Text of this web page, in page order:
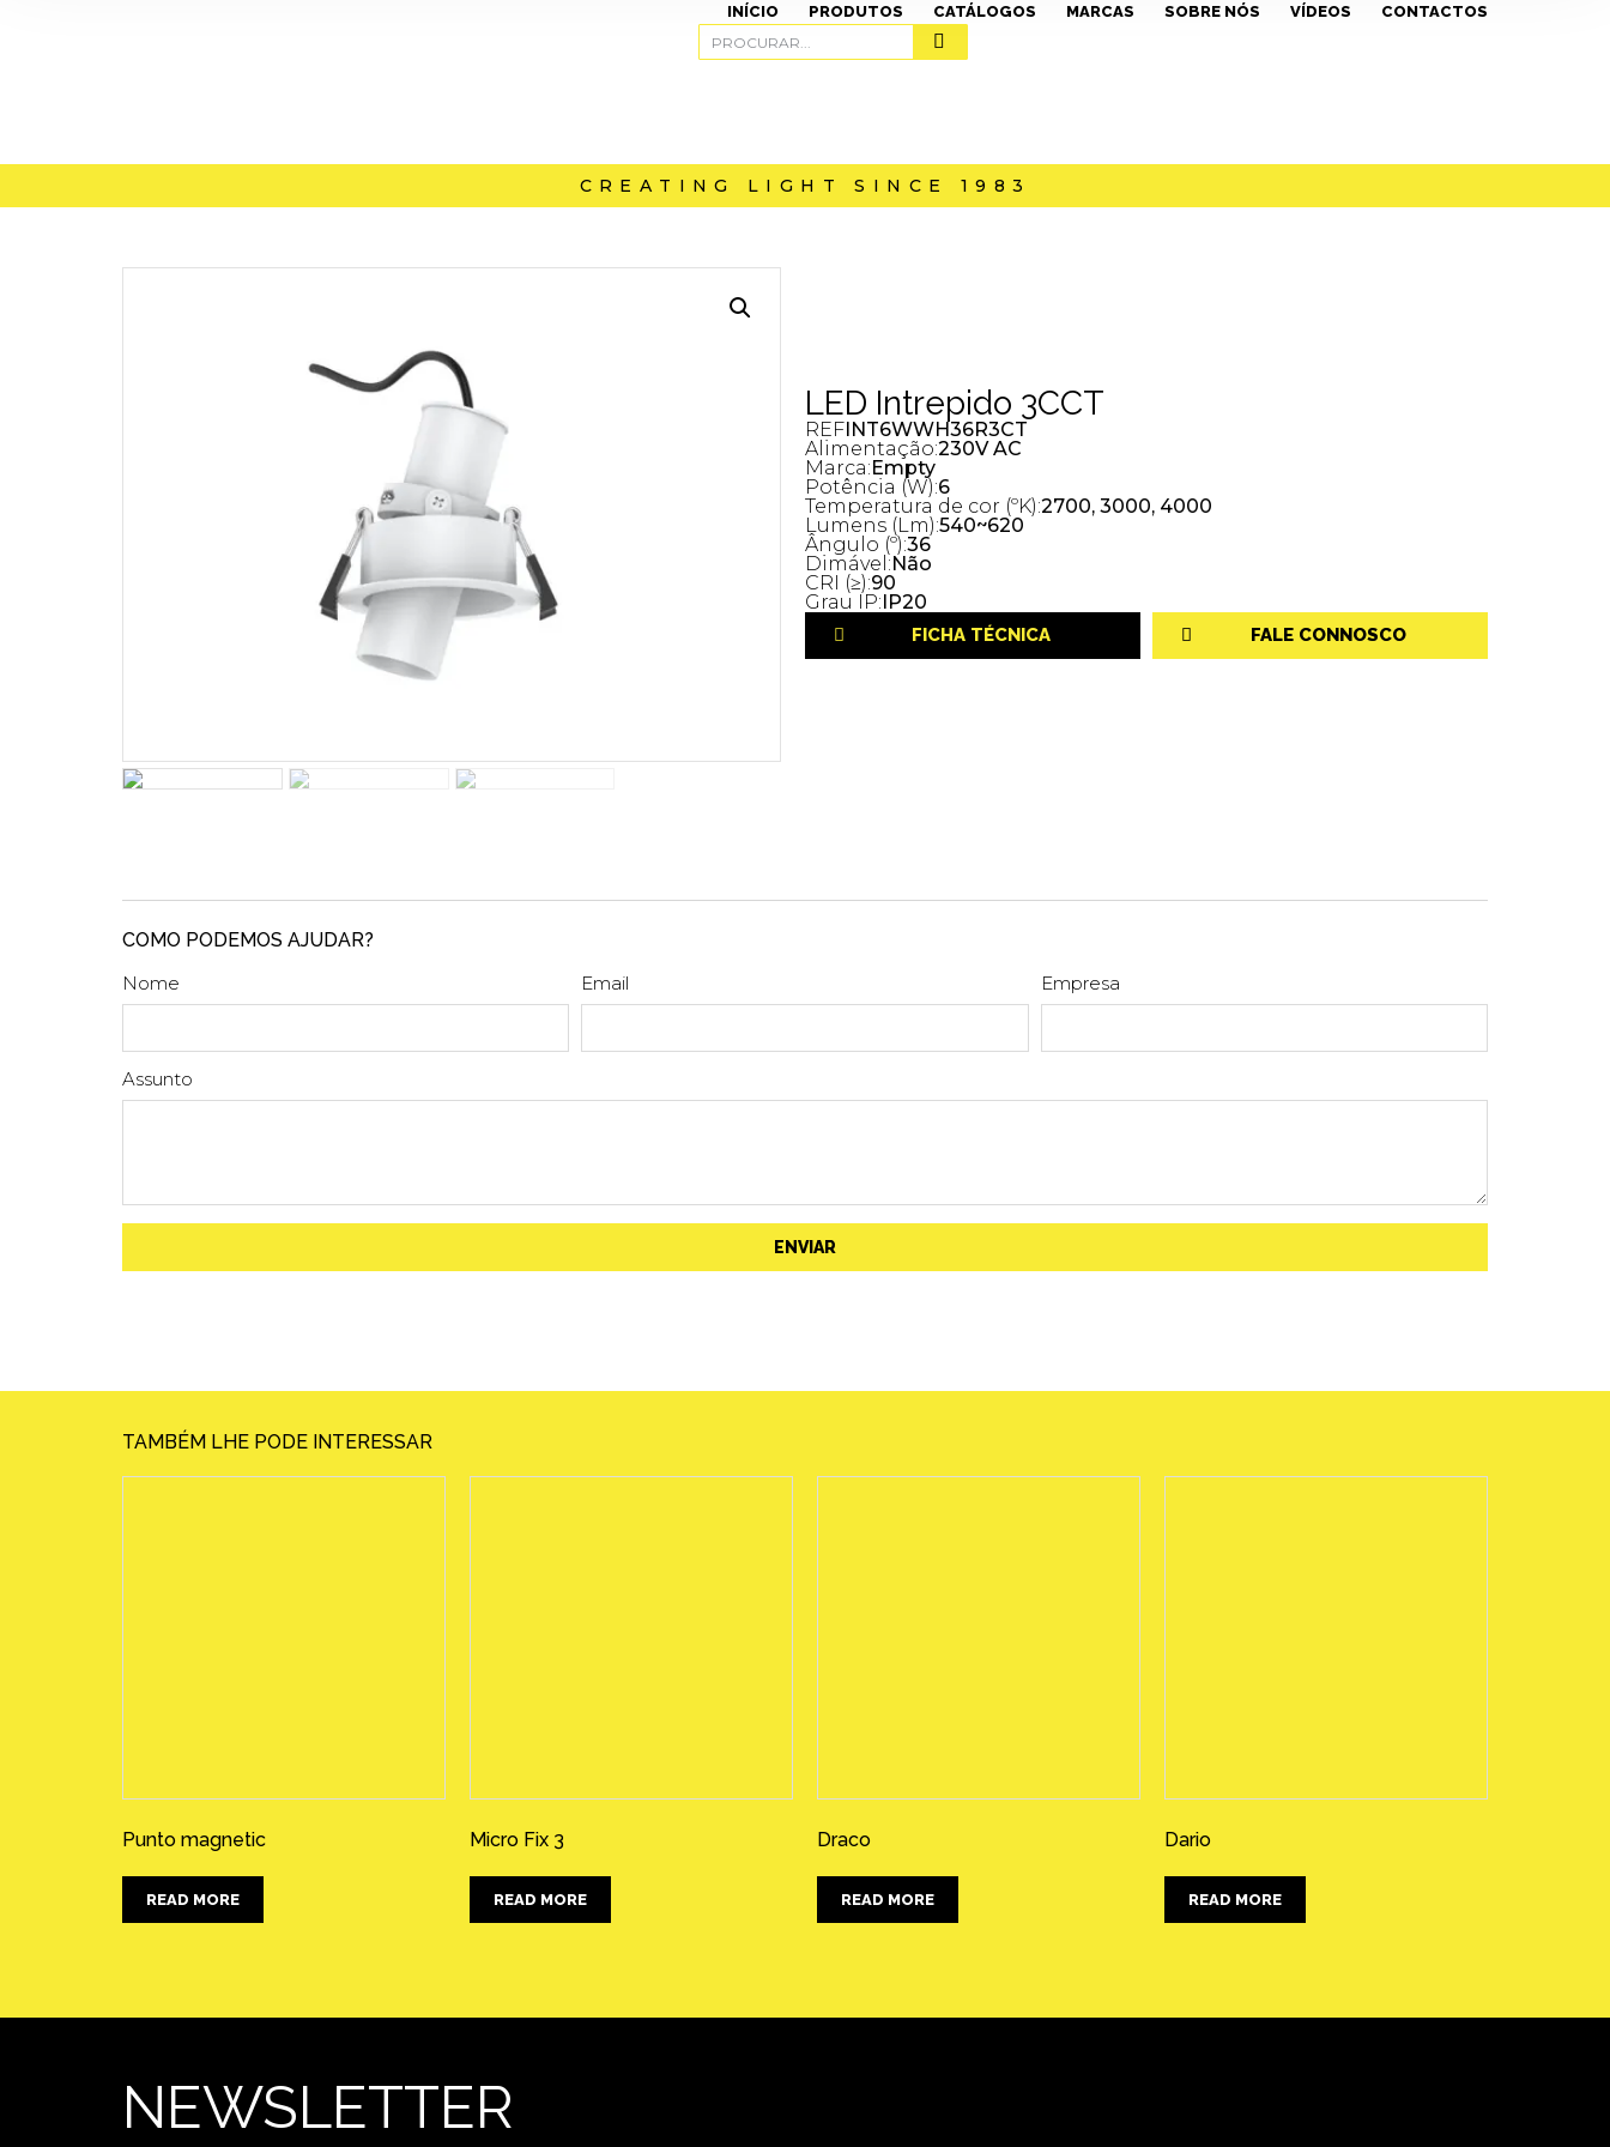
INÍCIO PRODUTOS CATÁLOGOS MARCAS SOBRE NÓS VÍDEOS CONTACTOS
CREATING LIGHT SINCE 1983
LED Intrepido 3CCT
REFINT6WWH36R3CT
Alimentação:230V AC
Marca:Empty
Potência (W):6
Temperatura de cor (ºK):2700, 3000, 4000
Lumens (Lm):540~620
Ângulo (º):36
Dimável:Não
CRI (≥):90
Grau IP:IP20
FICHA TÉCNICA FALE CONNOSCO
COMO PODEMOS AJUDAR?
Nome
Email Empresa
Assunto
ENVIAR
TAMBÉM LHE PODE INTERESSAR
Punto magnetic
READ MORE
Micro Fix 3
READ MORE
Draco
READ MORE
Dario
READ MORE
NEWSLETTER